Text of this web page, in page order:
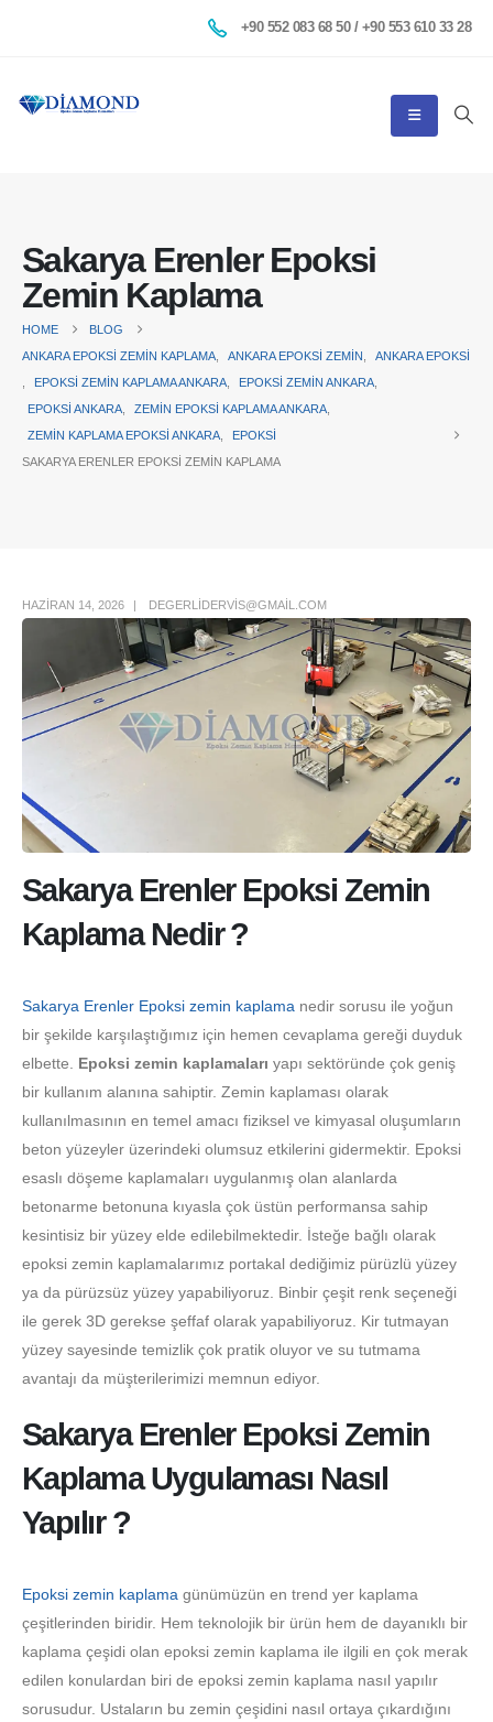
+90 552 083 68 50 / +90 553 610 33 28
Sakarya Erenler Epoksi
Zemin Kaplama
HOME
BLOG
ANKARA EPOKSI ZEMIN KAPLAMA
ANKARA EPOKSI ZEMIN
ANKARA EPOKSI
EPOKSI ZEMIN KAPLAMA ANKARA EPOKSI ZEMIN ANKARA
EPOKSI ANKARA
ZEMIN EPOKSI KAPLAMA ANKARA
ZEMIN KAPLAMA EPOKSI ANKARA
EPOKSI
SAKARYA ERENLER EPOKSI ZEMIN KAPLAMA
HAZIRAN 14, 2026 DEGERLIDERVIS@GMAIL.COM
Sakarya Erenler Epoksi Zemin
Kaplama Nedir ?
Sakarya Erenler Epoksi zemin kaplama nedir sorusu ile yoğun
bir şekilde karşılaştığımız için hemen cevaplama gereği duyduk
elbette. Epoksi zemin kaplamaları yapı sektöründe çok geniş
bir kullanım alanına sahiptir. Zemin kaplaması olarak
kullanılmasının en temel amacı fiziksel ve kimyasal oluşumların
beton yüzeyler üzerindeki olumsuz etkilerini gidermektir. Epoksi
esaslı döşeme kaplamaları uygulanmış olan alanlarda
betonarme betonuna kıyasla çok üstün performansa sahip
kesintisiz bir yüzey elde edilebilmektedir. İsteğe bağlı olarak
epoksi zemin kaplamalarımız portakal dediğimiz pürüzlü yüzey
ya da pürüzsüz yüzey yapabiliyoruz. Binbir çeşit renk seçeneği
ile gerek 3D gerekse şeffaf olarak yapabiliyoruz. Kir tutmayan
yüzey sayesinde temizlik çok pratik oluyor ve su tutmama
avantajı da müşterilerimizi memnun ediyor.
Sakarya Erenler Epoksi Zemin
Kaplama Uygulaması Nasıl
Yapılır ?
Epoksi zemin kaplama günümüzün en trend yer kaplama
çeşitlerinden biridir. Hem teknolojik bir ürün hem de dayanıklı bir
kaplama çeşidi olan epoksi zemin kaplama ile ilgili en çok merak
edilen konulardan biri de epoksi zemin kaplama nasıl yapılır
sorusudur. Ustaların bu zemin çeşidini nasıl ortaya çıkardığını
Author Box